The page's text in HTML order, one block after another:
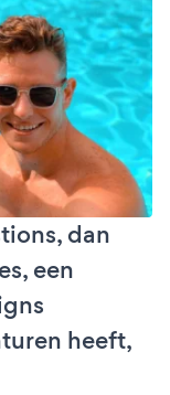
dan
een
heeft,